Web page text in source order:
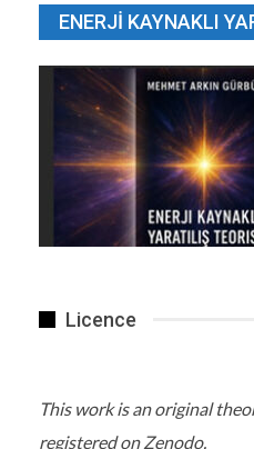
Rusya’ya savaş ilan etmesi
ENERJI KAYNAKLI
Licence
This work is an original
registered on Zenodo.